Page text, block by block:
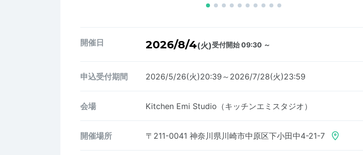
開催日 2026/8/4(火)受付開始 09:30 ～
申込受付期間 2026/5/26(火)20:39～2026/7/28(火)23:59
会場 Kitchen Emi Studio（キッチンエミスタジオ）
開催場所 〒211-0041 神奈川県川崎市中原区下小田中4-21-7